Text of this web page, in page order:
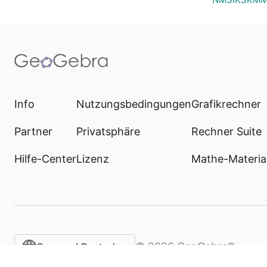
Info
Partner
Hilfe-Center
Nutzungsbedingungen
Privatsphäre
Lizenz
Grafikrechner
Rechner Suite
Mathe-
German / Deutsch © 2026 GeoGebra®